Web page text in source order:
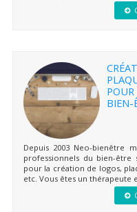
BIEN-
Depuis 2003 Neo-bienêtre
professionnels du bien-être
pour la création de logos,
etc. Vous êtes un thérapeute